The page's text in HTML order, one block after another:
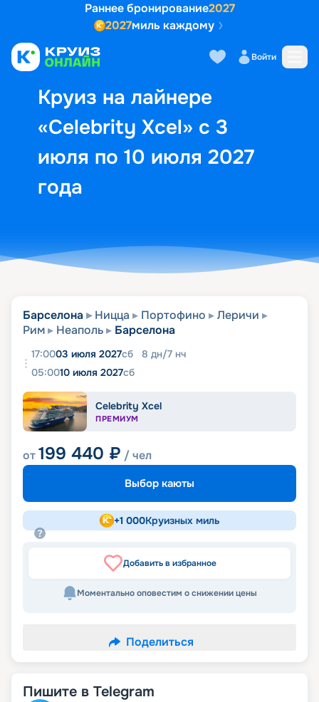
Раннее бронирование2027
2027миль каждому
Войти
Круиз на лайнере
«Celebrity Xcel» с 3
июля по 10 июля 2027
года
Выбор кают Маршрут и
Барселона Ницца Портофино
Леричи
Рим
Неаполь Барселона
17:0003 июля 2027сб 8 дн/7 нч
05:0010 июля 2027сб
Celebrity Xcel
ПРЕМИУМ
от199 440 ₽ / чел
Выбор каюты
+1 000Круизных миль
Добавить в избранное
Моментально оповестим о снижении цены
Поделиться
Пишите в Telegram